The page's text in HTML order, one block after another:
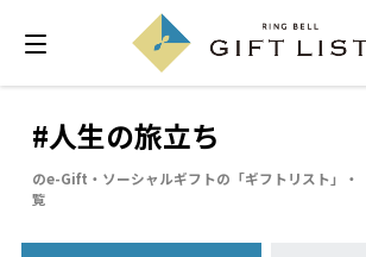
#人生の旅立ち
のe-Gift・ソーシャルギフトの「ギフトリスト」・
覧